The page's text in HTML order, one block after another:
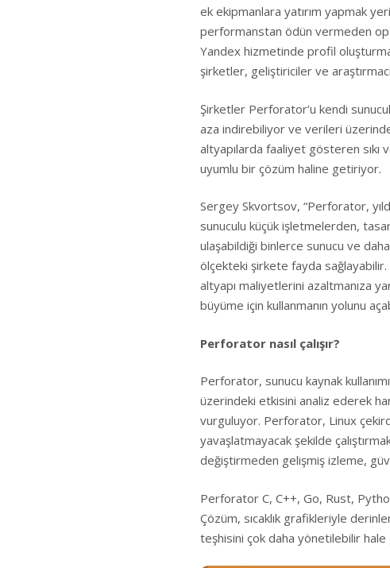
ek ekipmanlara yatırım yapmak
performanstan ödün vermeden
Yandex hizmetinde profil oluşturma
şirketler, geliştiriciler ve
Şirketler Perforator’u kendi
aza indirebiliyor ve verileri
altyapılarda faaliyet gösteren sıkı
uyumlu bir çözüm haline getiriyor.
Sergey Skvortsov, “Perforator,
sunuculu küçük işletmelerden,
ulaşabildiği binlerce sunucu ve
ölçekteki şirkete fayda
altyapı maliyetlerini azaltmanıza
büyüme için kullanmanın yolunu
Perforator nasıl çalışır?
Perforator, sunucu kaynak
üzerindeki etkisini analiz ederek
vurguluyor. Perforator, Linux
yavaşlatmayacak şekilde
değiştirmeden gelişmiş izleme,
Perforator C, C++, Go, Rust,
Çözüm, sıcaklık grafikleriyle
teşhisini çok daha yönetilebilir